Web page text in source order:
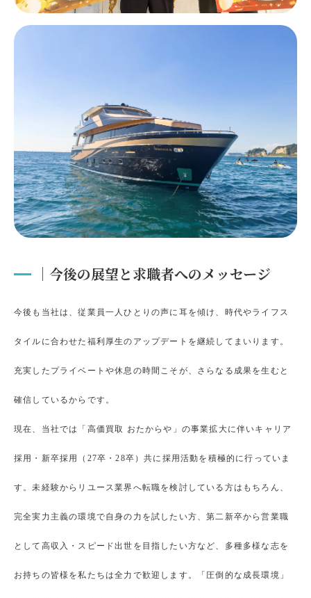
｜今後の展望と求職者へのメッセージ
今後も当社は、従業員一人ひとりの声に耳を傾け、時代やライフス
タイルに合わせた福利厚生のアップデートを継続してまいります。
充実したプライベートや休息の時間こそが、さらなる成果を生むと
確信しているからです。
現在、当社では「高価買取 おたからや」の事業拡大に伴いキャリア
採用・新卒採用（27卒・28卒）共に採用活動を積極的に行っていま
す。未経験からリユース業界へ転職を検討している方はもちろん、
完全実力主義の環境で自身の力を試したい方、第二新卒から営業職
として高収入・スピード出世を目指したい方など、多種多様な志を
お持ちの皆様を私たちは全力で歓迎します。「圧倒的な成長環境」